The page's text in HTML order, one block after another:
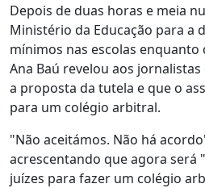
Depois de duas horas e meia
Ministério da Educação para a
mínimos nas escolas enquanto
Ana Baú revelou aos
a proposta da tutela e que o
para um colégio arbitral.
"Não aceitámos. Não há
acrescentando que agora será
juízes para fazer um colégio